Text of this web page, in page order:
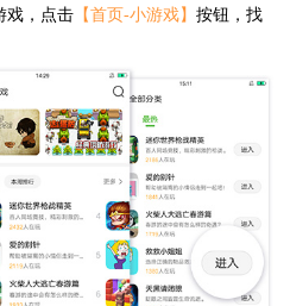
戏，点击【首页-小游戏】 按钮，找